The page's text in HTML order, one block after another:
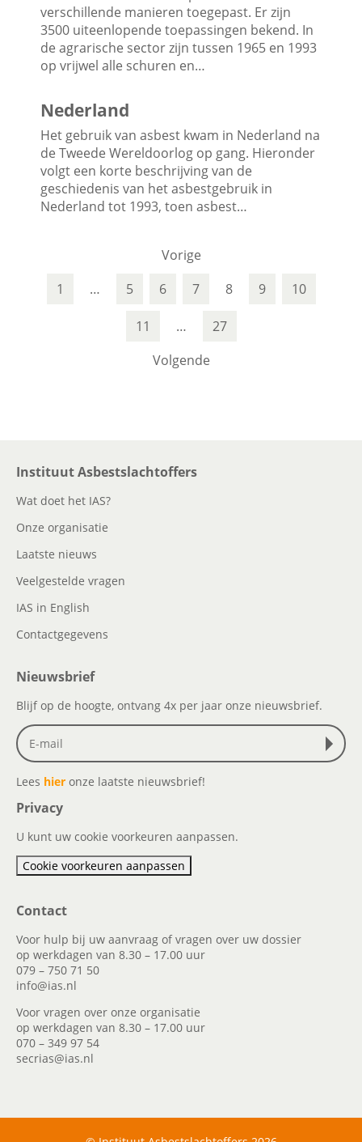
verschillende manieren toegepast. Er zijn
3500 uiteenlopende toepassingen bekend. In
de agrarische sector zijn tussen 1965 en 1993
op vrijwel alle schuren en…
Nederland
Het gebruik van asbest kwam in Nederland na
de Tweede Wereldoorlog op gang. Hieronder
volgt een korte beschrijving van de
geschiedenis van het asbestgebruik in
Nederland tot 1993, toen asbest…
Vorige
1
… 5 6 7 8 9 10
11 …
27
Volgende
Instituut Asbestslachtoffers
Wat doet het IAS?
Onze organisatie
Laatste nieuws
Veelgestelde vragen
IAS in English
Contactgegevens
Nieuwsbrief
Blijf op de hoogte, ontvang 4x per jaar onze nieuwsbrief.
Lees hier onze laatste nieuwsbrief!
Privacy
U kunt uw cookie voorkeuren aanpassen.
Cookie voorkeuren aanpassen
Contact
Voor hulp bij uw aanvraag of vragen over uw dossier
op werkdagen van 8.30 – 17.00 uur
079 – 750 71 50
info@ias.nl
Voor vragen over onze organisatie
op werkdagen van 8.30 – 17.00 uur
070 – 349 97 54
secrias@ias.nl